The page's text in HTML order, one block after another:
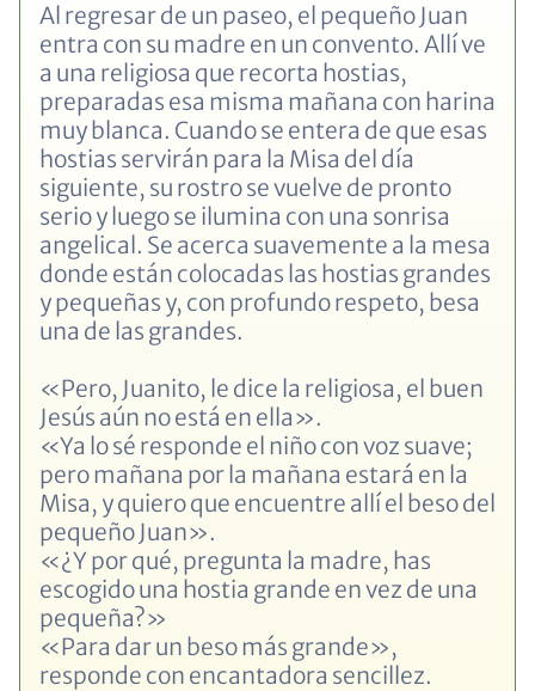
Al regresar de un paseo, el pequeño Juan
entra con su madre en un convento. Allí ve
a una religiosa que recorta hostias,
preparadas esa misma mañana con harina
muy blanca. Cuando se entera de que esas
hostias servirán para la Misa del día
siguiente, su rostro se vuelve de pronto
serio y luego se ilumina con una sonrisa
angelical. Se acerca suavemente a la mesa
donde están colocadas las hostias grandes
y pequeñas y, con profundo respeto, besa
una de las grandes.
«Pero, Juanito, le dice la religiosa, el buen
Jesús aún no está en ella».
«Ya lo sé responde el niño con voz suave;
pero mañana por la mañana estará en la
Misa, y quiero que encuentre allí el beso del
pequeño Juan».
«¿Y por qué, pregunta la madre, has
escogido una hostia grande en vez de una
pequeña?»
«Para dar un beso más grande»,
responde con encantadora sencillez.